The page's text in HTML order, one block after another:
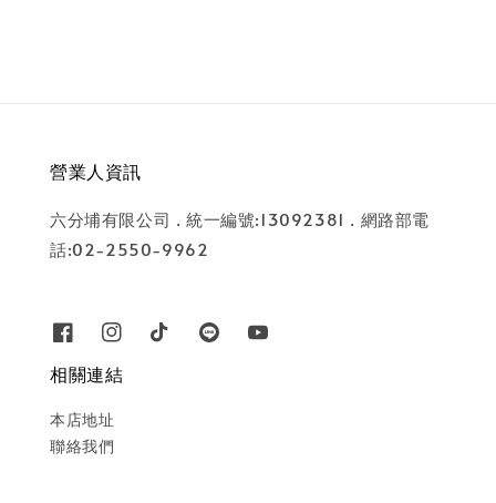
營業人資訊
六分埔有限公司 . 統一編號:13092381 . 網路部電
話:02-2550-9962
相關連結
本店地址
聯絡我們